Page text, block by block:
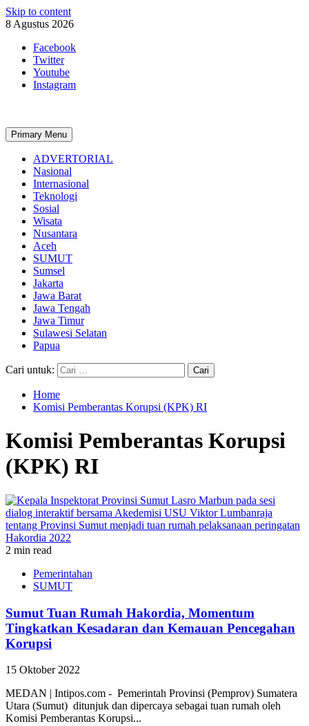
Skip to content
8 Agustus 2026
Facebook
Twitter
Youtube
Instagram
Primary Menu
ADVERTORIAL
Nasional
Internasional
Teknologi
Sosial
Wisata
Nusantara
Aceh
SUMUT
Sumsel
Jakarta
Jawa Barat
Jawa Tengah
Jawa Timur
Sulawesi Selatan
Papua
Cari untuk:
Home
Komisi Pemberantas Korupsi (KPK) RI
Komisi Pemberantas Korupsi
(KPK) RI
2 min read
Pemerintahan
SUMUT
Sumut Tuan Rumah Hakordia, Momentum
Tingkatkan Kesadaran dan Kemauan Pencegahan
Korupsi
15 Oktober 2022
MEDAN | Intipos.com - Pemerintah Provinsi (Pemprov) Sumatera
Utara (Sumut) ditunjuk dan dipercaya sebagai tuan rumah oleh
Komisi Pemberantas Korupsi...